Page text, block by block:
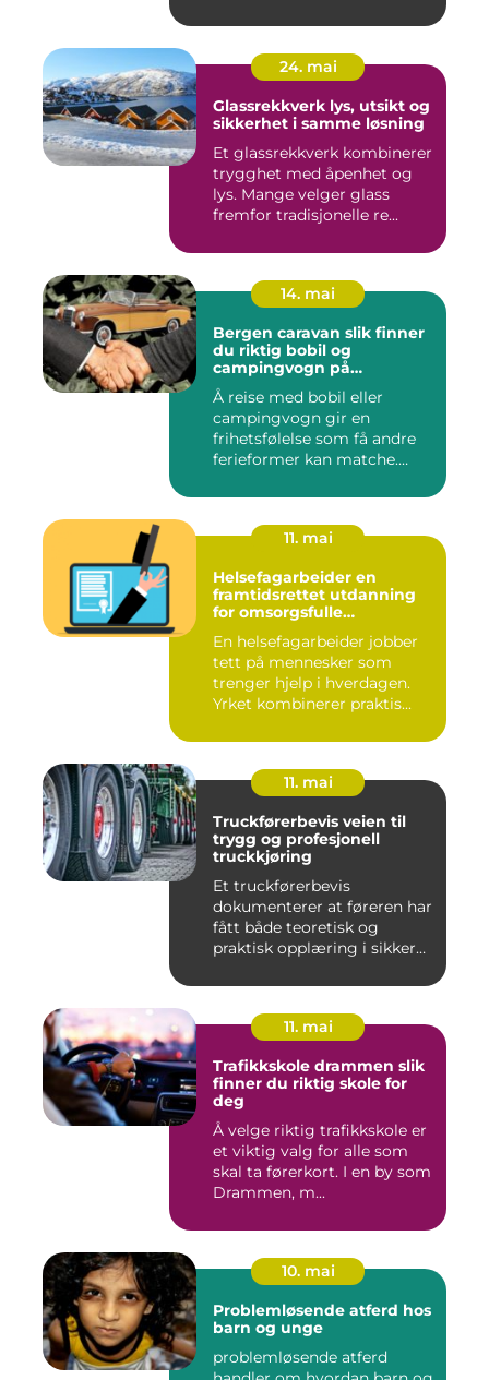
24. mai
Glassrekkverk lys, utsikt og
sikkerhet i samme løsning
Et glassrekkverk kombinerer
trygghet med åpenhet og
lys. Mange velger glass
fremfor tradisjonelle re...
14. mai
Bergen caravan slik finner
du riktig bobil og
campingvogn på
vestlandet
Å reise med bobil eller
campingvogn gir en
frihetsfølelse som få andre
ferieformer kan matche.
11. mai
Helsefagarbeider en
framtidsrettet utdanning
for omsorgsfulle
En helsefagarbeider jobber
tett på mennesker som
trenger hjelp i hverdagen.
Yrket kombinerer praktis...
11. mai
Truckførerbevis veien til
trygg og profesjonell
truckkjøring
Et truckførerbevis
dokumenterer at føreren har
fått både teoretisk og
praktisk opplæring i sikker
11. mai
Trafikkskole drammen slik
finner du riktig skole for
deg
Å velge riktig trafikkskole er
et viktig valg for alle som
skal ta førerkort. I en by som
Drammen, m...
10. mai
Problemløsende atferd hos
barn og unge
problemløsende atferd